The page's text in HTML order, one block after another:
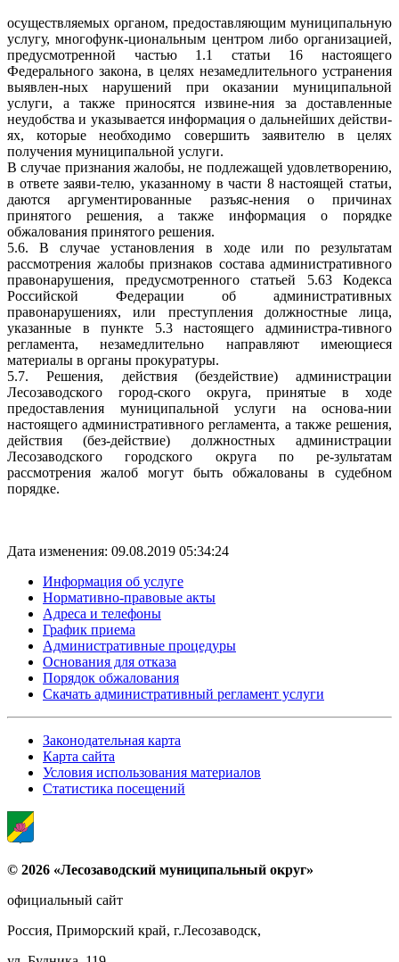
осуществляемых органом, предоставляющим муниципальную
услугу, многофунк-циональным центром либо организацией,
предусмотренной частью 1.1 статьи 16 настоящего
Федерального закона, в целях незамедлительного устранения
выявлен-ных нарушений при оказании муниципальной
услуги, а также приносятся извине-ния за доставленные
неудобства и указывается информация о дальнейших действи-
ях, которые необходимо совершить заявителю в целях
получения муниципальной услуги.
В случае признания жалобы, не подлежащей удовлетворению,
в ответе заяви-телю, указанному в части 8 настоящей статьи,
даются аргументированные разъяс-нения о причинах
принятого решения, а также информация о порядке
обжалования принятого решения.
5.6. В случае установления в ходе или по результатам
рассмотрения жалобы признаков состава административного
правонарушения, предусмотренного статьей 5.63 Кодекса
Российской Федерации об административных
правонарушениях, или преступления должностные лица,
указанные в пункте 5.3 настоящего администра-тивного
регламента, незамедлительно направляют имеющиеся
материалы в органы прокуратуры.
5.7. Решения, действия (бездействие) администрации
Лесозаводского город-ского округа, принятые в ходе
предоставления муниципальной услуги на основа-нии
настоящего административного регламента, а также решения,
действия (без-действие) должностных администрации
Лесозаводского городского округа по ре-зультатам
рассмотрения жалоб могут быть обжалованы в судебном
порядке.
Дата изменения: 09.08.2019 05:34:24
Информация об услуге
Нормативно-правовые акты
Адреса и телефоны
График приема
Административные процедуры
Основания для отказа
Порядок обжалования
Скачать административный регламент услуги
Законодательная карта
Карта сайта
Условия использования материалов
Статистика посещений
© 2026 «Лесозаводский муниципальный округ»
официальный сайт
Россия, Приморский край, г.Лесозаводск,